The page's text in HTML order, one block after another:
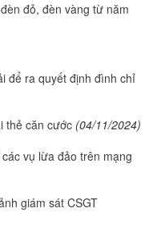
đỏ, đèn vàng từ năm
để ra quyết định đình chỉ
thẻ căn cước (04/11/2024)
vụ lừa đảo trên mạng
giám sát CSGT